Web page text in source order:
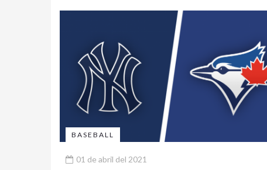
BASEBALL
01 de abril del 2021